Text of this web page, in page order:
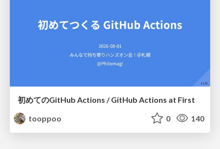
初めてのGitHub Actions / GitHub Actions at First
tooppoo
0 140